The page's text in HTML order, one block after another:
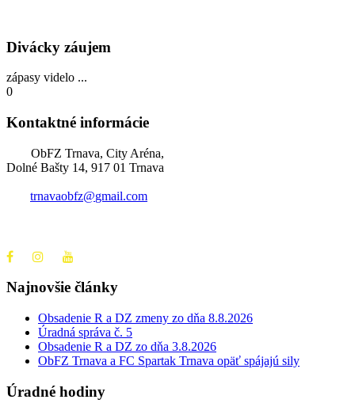
Divácky záujem
zápasy videlo ...
0
Kontaktné informácie
ObFZ Trnava, City Aréna,
Dolné Bašty 14, 917 01 Trnava
trnavaobfz@gmail.com
Najnovšie články
Obsadenie R a DZ zmeny zo dňa 8.8.2026
Úradná správa č. 5
Obsadenie R a DZ zo dňa 3.8.2026
ObFZ Trnava a FC Spartak Trnava opäť spájajú sily
Úradné hodiny